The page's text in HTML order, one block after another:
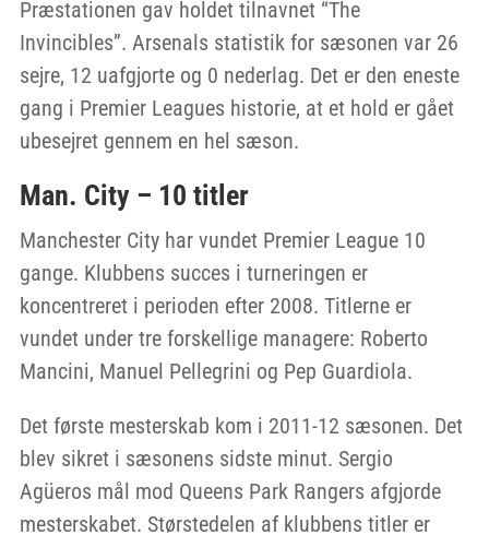
Præstationen gav holdet tilnavnet “The
Invincibles”. Arsenals statistik for sæsonen var 26
sejre, 12 uafgjorte og 0 nederlag. Det er den eneste
gang i Premier Leagues historie, at et hold er gået
ubesejret gennem en hel sæson.
Man. City – 10 titler
Manchester City har vundet Premier League 10
gange. Klubbens succes i turneringen er
koncentreret i perioden efter 2008. Titlerne er
vundet under tre forskellige managere: Roberto
Mancini, Manuel Pellegrini og Pep Guardiola.
Det første mesterskab kom i 2011-12 sæsonen. Det
blev sikret i sæsonens sidste minut. Sergio
Agüeros mål mod Queens Park Rangers afgjorde
mesterskabet. Størstedelen af klubbens titler er